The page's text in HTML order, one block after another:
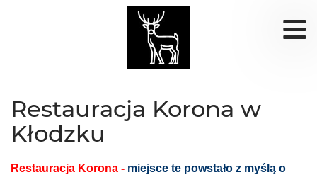
Restauracja Korona w
Kłodzku
Restauracja Korona - miejsce te powstało z myślą o